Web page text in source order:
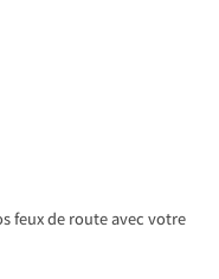
feux de route avec votre